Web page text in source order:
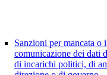
Sanzioni per mancata o
comunicazione dei dati
di incarichi politici, di